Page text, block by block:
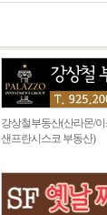
강상철부동산(산라몬/
샌프란시스코 부동산)